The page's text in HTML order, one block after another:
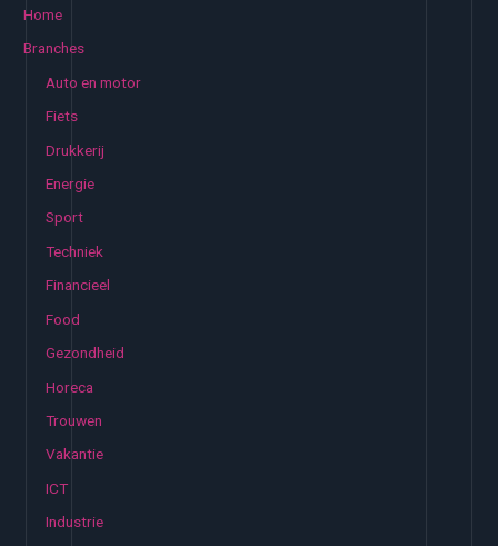
Home
Branches
Auto en motor
Fiets
Drukkerij
Energie
Sport
Techniek
Financieel
Food
Gezondheid
Horeca
Trouwen
Vakantie
ICT
Industrie